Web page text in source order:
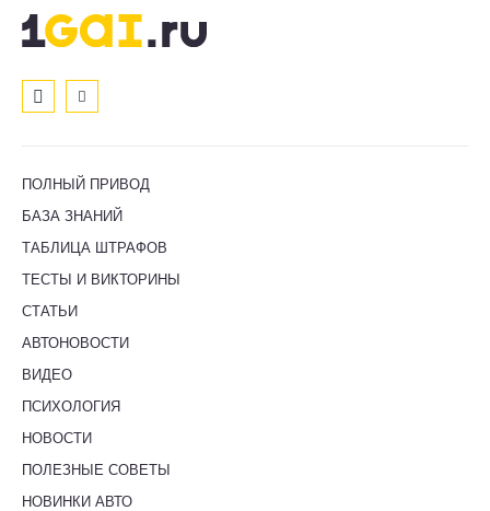
ПОЛНЫЙ ПРИВОД
БАЗА ЗНАНИЙ
ТАБЛИЦА ШТРАФОВ
ТЕСТЫ И ВИКТОРИНЫ
СТАТЬИ
АВТОНОВОСТИ
ВИДЕО
ПСИХОЛОГИЯ
НОВОСТИ
ПОЛЕЗНЫЕ СОВЕТЫ
НОВИНКИ АВТО